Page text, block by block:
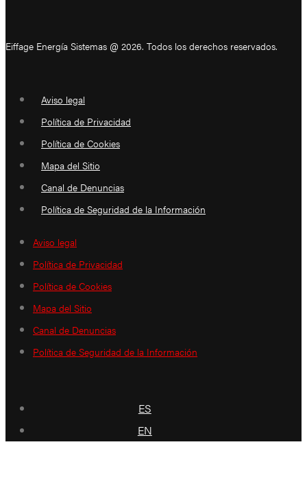
Eiffage Energía Sistemas @ 2026. Todos los derechos reservados.
Aviso legal
Política de Privacidad
Política de Cookies
Mapa del Sitio
Canal de Denuncias
Política de Seguridad de la Información
Aviso legal
Política de Privacidad
Política de Cookies
Mapa del Sitio
Canal de Denuncias
Política de Seguridad de la Información
ES
EN